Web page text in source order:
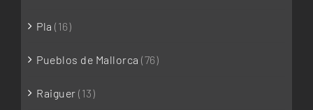
Pla (16)
Pueblos de Mallorca (76)
Raiguer (13)